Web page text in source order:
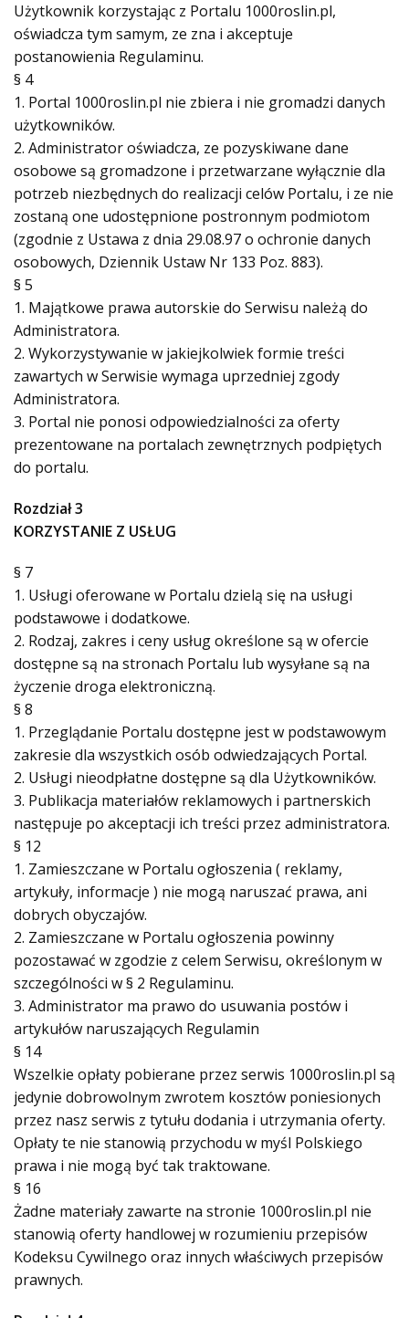
Użytkownik korzystając z Portalu 1000roslin.pl,
oświadcza tym samym, ze zna i akceptuje
postanowienia Regulaminu.
§ 4
1. Portal 1000roslin.pl nie zbiera i nie gromadzi danych
użytkowników.
2. Administrator oświadcza, ze pozyskiwane dane
osobowe są gromadzone i przetwarzane wyłącznie dla
potrzeb niezbędnych do realizacji celów Portalu, i ze nie
zostaną one udostępnione postronnym podmiotom
(zgodnie z Ustawa z dnia 29.08.97 o ochronie danych
osobowych, Dziennik Ustaw Nr 133 Poz. 883).
§ 5
1. Majątkowe prawa autorskie do Serwisu należą do
Administratora.
2. Wykorzystywanie w jakiejkolwiek formie treści
zawartych w Serwisie wymaga uprzedniej zgody
Administratora.
3. Portal nie ponosi odpowiedzialności za oferty
prezentowane na portalach zewnętrznych podpiętych
do portalu.
Rozdział 3
KORZYSTANIE Z USŁUG
§ 7
1. Usługi oferowane w Portalu dzielą się na usługi
podstawowe i dodatkowe.
2. Rodzaj, zakres i ceny usług określone są w ofercie
dostępne są na stronach Portalu lub wysyłane są na
życzenie droga elektroniczną.
§ 8
1. Przeglądanie Portalu dostępne jest w podstawowym
zakresie dla wszystkich osób odwiedzających Portal.
2. Usługi nieodpłatne dostępne są dla Użytkowników.
3. Publikacja materiałów reklamowych i partnerskich
następuje po akceptacji ich treści przez administratora.
§ 12
1. Zamieszczane w Portalu ogłoszenia ( reklamy,
artykuły, informacje ) nie mogą naruszać prawa, ani
dobrych obyczajów.
2. Zamieszczane w Portalu ogłoszenia powinny
pozostawać w zgodzie z celem Serwisu, określonym w
szczególności w § 2 Regulaminu.
3. Administrator ma prawo do usuwania postów i
artykułów naruszających Regulamin
§ 14
Wszelkie opłaty pobierane przez serwis 1000roslin.pl są
jedynie dobrowolnym zwrotem kosztów poniesionych
przez nasz serwis z tytułu dodania i utrzymania oferty.
Opłaty te nie stanowią przychodu w myśl Polskiego
prawa i nie mogą być tak traktowane.
§ 16
Żadne materiały zawarte na stronie 1000roslin.pl nie
stanowią oferty handlowej w rozumieniu przepisów
Kodeksu Cywilnego oraz innych właściwych przepisów
prawnych.